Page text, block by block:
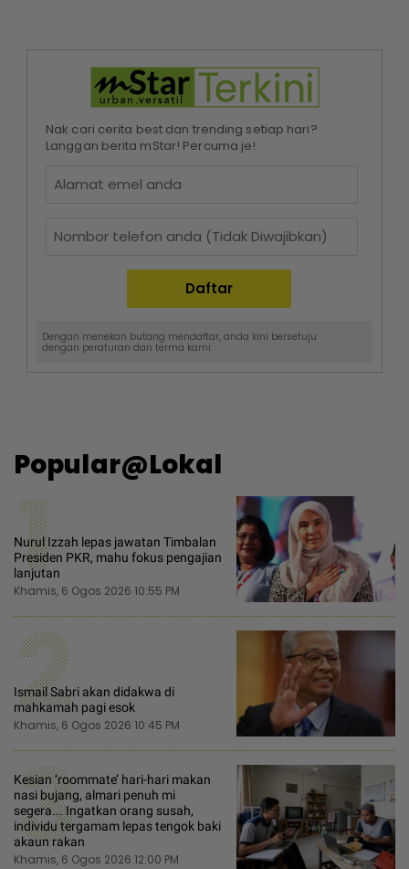
Nak cari cerita best dan trending setiap hari?
Langgan berita mStar! Percuma je!
Dengan menekan butang mendaftar, anda kini bersetuju
dengan peraturan dan terma kami.
Popular@Lokal
1
Nurul Izzah lepas jawatan Timbalan
Presiden PKR, mahu fokus pengajian
lanjutan
Khamis, 6 Ogos 2026 10:55 PM
2
Ismail Sabri akan didakwa di
mahkamah pagi esok
Khamis, 6 Ogos 2026 10:45 PM
3
Kesian ‘roommate’ hari-hari makan
nasi bujang, almari penuh mi
segera... Ingatkan orang susah,
individu tergamam lepas tengok baki
akaun rakan
Khamis, 6 Ogos 2026 12:00 PM